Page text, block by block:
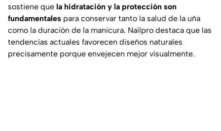
sostiene que la hidratación y la protección son
fundamentales para conservar tanto la salud de la uña
como la duración de la manicura. Nailpro destaca que las
tendencias actuales favorecen diseños naturales
precisamente porque envejecen mejor visualmente.